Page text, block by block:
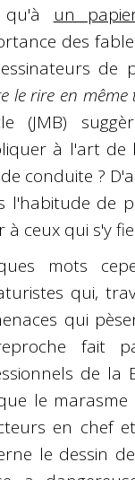
qu'à un
des
de
le rire en
(JMB)
à l'art de
conduite ?
l'habitude de
à ceux qui s'y
mots
qui,
qui
fait
de la
le
en chef
le dessin